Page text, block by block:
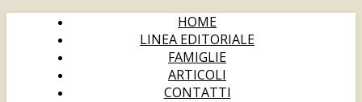
HOME
LINEA EDITORIALE
FAMIGLIE
ARTICOLI
CONTATTI